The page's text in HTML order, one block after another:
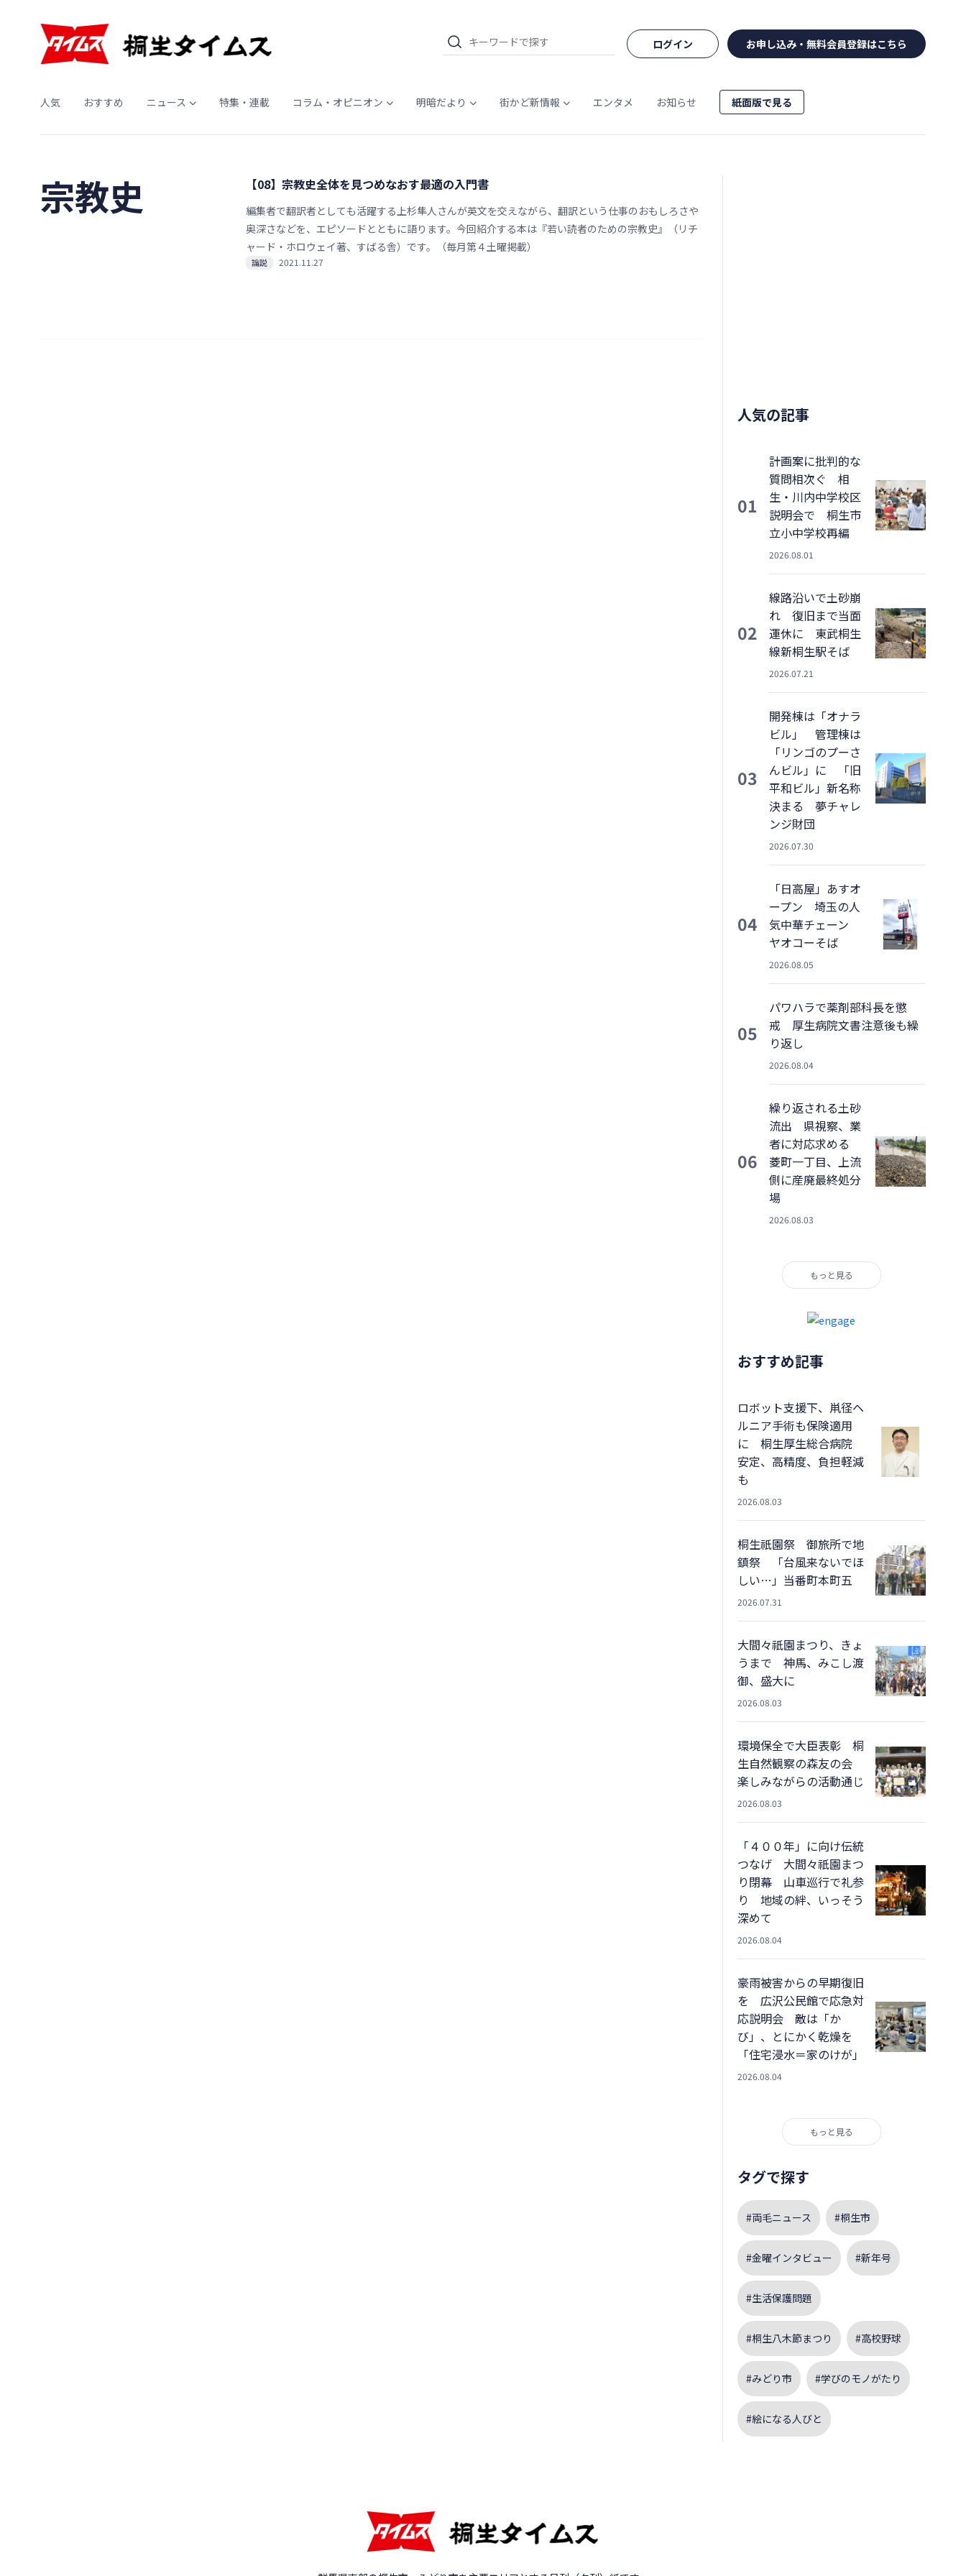
ログイン お申し込み・無料会員登録はこちら
人気 おすすめ ニュース 特集・連載 コラム・オピニオン 明暗だより 街かど新情報 エンタメ お知らせ 紙面版で見る
宗教史 【08】宗教史全体を見つめなおす最適の入門書
編集者で翻訳者としても活躍する上杉隼人さんが英文を交えながら、翻訳という仕事のおもしろさや
奥深さなどを、エピソードとともに語ります。今回紹介する本は『若い読者のための宗教史』（リチ
ャード・ホロウェイ著、すばる舎）です。（毎月第４土曜掲載）
論説 2021.11.27
人気の記事
01
計画案に批判的な
質問相次ぐ 相
生・川内中学校区
説明会で 桐生市
立小中学校再編
2026.08.01
02
線路沿いで土砂崩
れ 復旧まで当面
運休に 東武桐生
線新桐生駅そば
2026.07.21
03
開発棟は「オナラ
ビル」 管理棟は
「リンゴのプーさ
んビル」に 「旧
平和ビル」新名称
決まる 夢チャレ
ンジ財団
2026.07.30
04
「日高屋」あすオ
ープン 埼玉の人
気中華チェーン
ヤオコーそば
2026.08.05
05
パワハラで薬剤部科長を懲
戒 厚生病院文書注意後も繰
り返し
2026.08.04
06
繰り返される土砂
流出 県視察、業
者に対応求める
菱町一丁目、上流
側に産廃最終処分
場
2026.08.03
もっと見る
おすすめ記事
ロボット支援下、鼡径ヘ
ルニア手術も保険適用
に 桐生厚生総合病院
安定、高精度、負担軽減
も
2026.08.03
桐生祇園祭 御旅所で地
鎮祭 「台風来ないでほ
しい…」当番町本町五
2026.07.31
大間々祇園まつり、きょ
うまで 神馬、みこし渡
御、盛大に
2026.08.03
環境保全で大臣表彰 桐
生自然観察の森友の会
楽しみながらの活動通じ
2026.08.03
「４００年」に向け伝統
つなげ 大間々祇園まつ
り閉幕 山車巡行で礼参
り 地域の絆、いっそう
深めて
2026.08.04
豪雨被害からの早期復旧
を 広沢公民館で応急対
応説明会 敵は「か
び」、とにかく乾燥を
「住宅浸水＝家のけが」
2026.08.04
もっと見る
タグで探す
#両毛ニュース #桐生市
#金曜インタビュー #新年号
#生活保護問題
#桐生八木節まつり #高校野球
#みどり市 #学びのモノがたり
#絵になる人びと